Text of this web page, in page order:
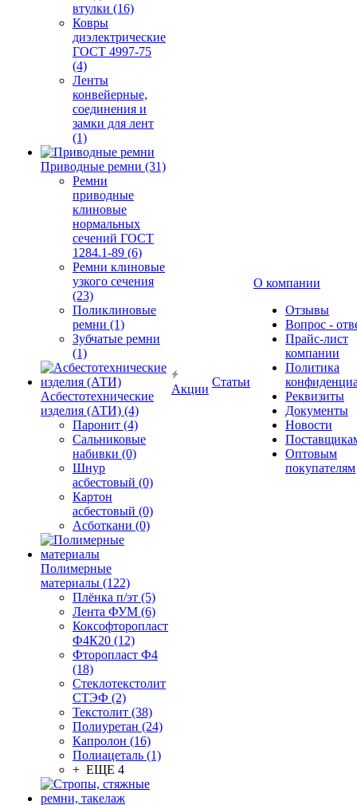
втулки (16)
Ковры
диэлектрические
ГОСТ 4997-75
(4)
Ленты
конвейерные,
соединения и
замки для лент
(1)
Приводные ремни (31)
Ремни
приводные
клиновые
нормальных
сечений ГОСТ
1284.1-89 (6)
Ремни клиновые
узкого сечения
(23)
Поликлиновые
ремни (1)
Зубчатые ремни
(1)
Асбестотехнические
изделия (АТИ) (4)
Паронит (4)
Сальниковые
набивки (0)
Шнур
асбестовый (0)
Картон
асбестовый (0)
Асботкани (0)
Полимерные
материалы (122)
Плёнка п/эт (5)
Лента ФУМ (6)
Коксофторопласт
Ф4К20 (12)
Фторопласт Ф4
(18)
Стеклотекстолит
СТЭФ (2)
Текстолит (38)
Полиуретан (24)
Капролон (16)
Полиацеталь (1)
+ ЕЩЕ 4
Акции
Статьи
О компании
Отзывы
Вопрос -
Прайс-лист
компании
Политика
Реквизиты
Документы
Новости
Оптовым
покупателям